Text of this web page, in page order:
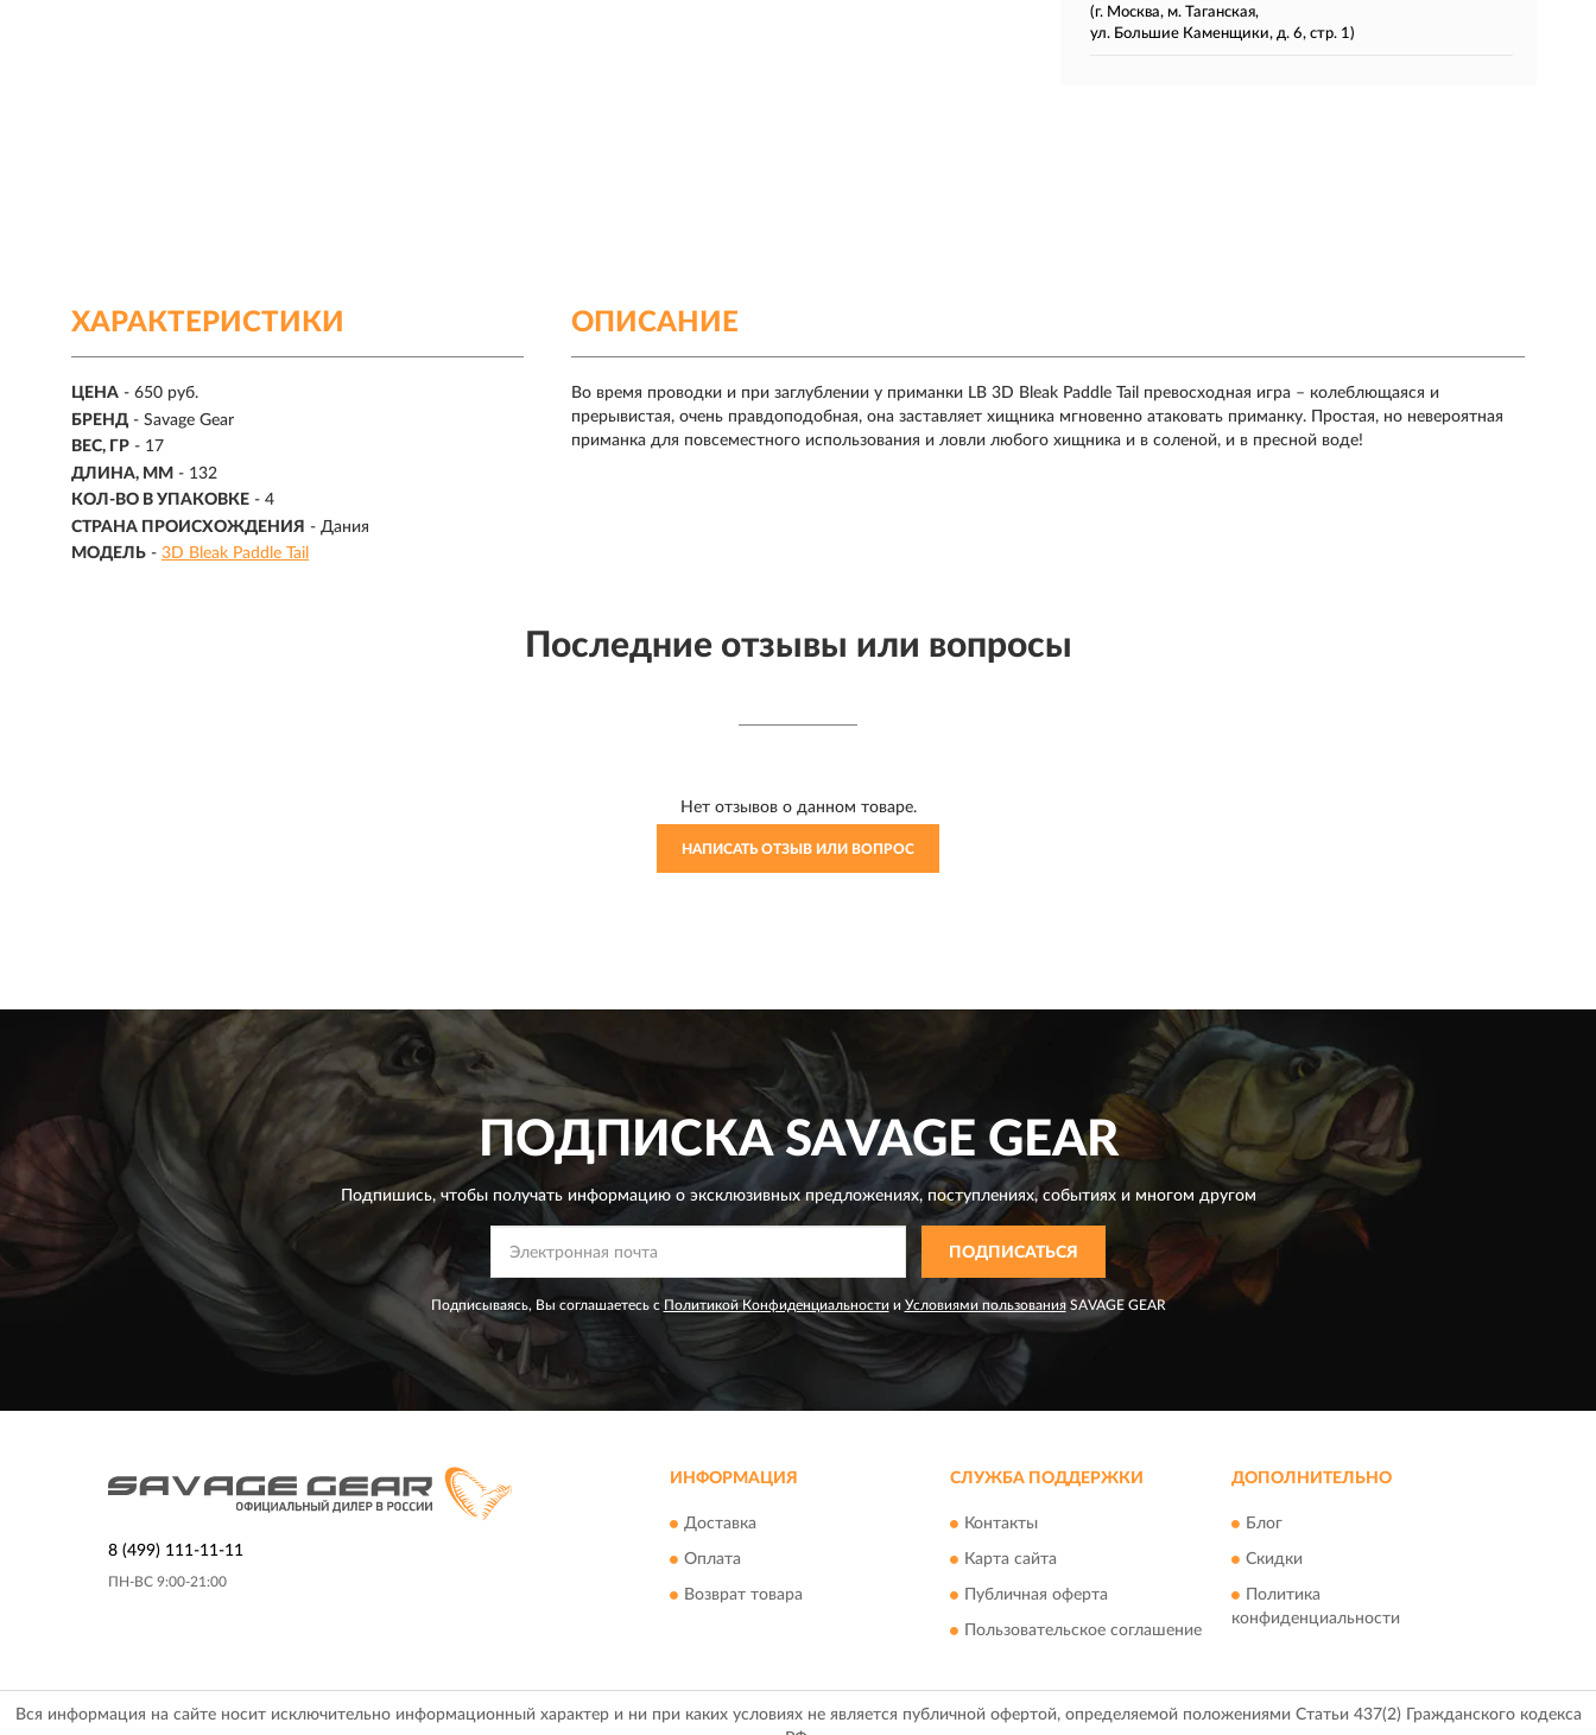
(г. Москва, м. Таганская,
ул. Большие Каменщики, д. 6, стр. 1)
ХАРАКТЕРИСТИКИ
ЦЕНА - 650 руб.
БРЕНД - Savage Gear
ВЕС, ГР - 17
ДЛИНА, ММ - 132
КОЛ-ВО В УПАКОВКЕ - 4
СТРАНА ПРОИСХОЖДЕНИЯ - Дания
МОДЕЛЬ - 3D Bleak Paddle Tail
ОПИСАНИЕ
Во время проводки и при заглублении у приманки LB 3D Bleak Paddle Tail превосходная игра – колеблющаяся и
прерывистая, очень правдоподобная, она заставляет хищника мгновенно атаковать приманку. Простая, но невероятная
приманка для повсеместного использования и ловли любого хищника и в соленой, и в пресной воде!
Последние отзывы или вопросы
Нет отзывов о данном товаре.
НАПИСАТЬ ОТЗЫВ ИЛИ ВОПРОС
ПОДПИСКАSAVAGE GEAR
Подпишись, чтобы получать информацию о эксклюзивных предложениях,поступлениях, событиях и многом другом
ПОДПИСАТЬСЯ
Подписываясь, Вы соглашаетесь с Политикой Конфиденциальности и Условиями пользованияSAVAGE GEAR
8 (499) 111-11-11
ПН-ВС 9:00-21:00
ИНФОРМАЦИЯ
Доставка
Оплата
Возврат товара
СЛУЖБА ПОДДЕРЖКИ
Контакты
Карта сайта
Публичная оферта
Пользовательское соглашение
ДОПОЛНИТЕЛЬНО
Блог
Скидки
Политика
конфиденциальности
Вся информация на сайте носит исключительно информационный характер и ни при каких условиях не является публичной офертой, определяемой положениями Статьи 437(2) Гражданского кодекса